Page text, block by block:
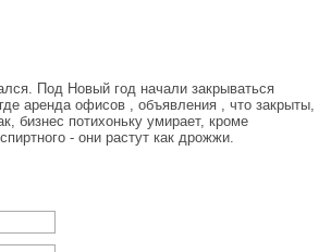
Под Новый год начали закрываться
аренда офисов , объявления , что закрыты,
бизнес потихоньку умирает, кроме
- они растут как дрожжи.